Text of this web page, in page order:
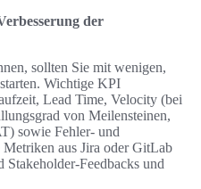
der
sollten Sie mit wenigen,
Wichtige KPI
Lead Time, Velocity (bei
von Meilensteinen,
sowie Fehler- und
aus Jira oder GitLab
Stakeholder-Feedbacks und